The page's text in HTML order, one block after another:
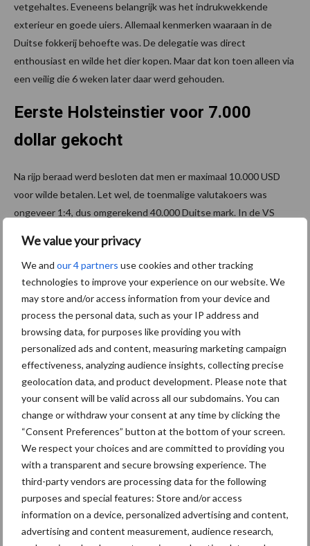
We value your privacy
We and our 4 partners use cookies and other tracking
technologies to improve your experience on our website. We
may store and/or access information from your device and
process the personal data, such as your IP address and
browsing data, for purposes like providing you with
personalized ads and content, measuring marketing campaign
effectiveness, analyzing audience insights, collecting precise
geolocation data, and product development. Please note that
your consent will be valid across all our subdomains. You can
change or withdraw your consent at any time by clicking the
“Consent Preferences” button at the bottom of your screen.
We respect your choices and are committed to providing you
with a transparent and secure browsing experience. The
third-party vendors are processing data for the following
purposes and special features: Store and/or access
information on a device, personalized advertising and content,
advertising and content measurement, audience research,
vetgehaltes. Eveneens belangrijk was het indrukwekkende
exterieur en goede uiers. Allemaal kenmerken waaraan in de
Duitse fokkerij behoefte was. De delegatie was direct
enthousiast en wilde het dier kopen. Maar dat kon toen alleen via
een veilig die 6 weken later daar werd gehouden.
Eerste Holsteinstier voor 7.000
dollar gekocht
Na rijp beraad werd besloten dat men er maximaal 10.000 USD
voor wilde betalen. Let wel, de toenmalige valutakoers was
ongeveer 1:4, dus omgerekend 40.000 Duitse mark. In de VS
Amerikaanse studievriend. Deze vriend volgde tegelijk met mij de
opleiding die ik in Wisconsin had gedaan. Uiteindelijk werd de
Holsteinstier duidelijk binnen de limiet gekocht voor 7.000 dollar”,
vertelt Wilke.
Benieuwd hoe de Holsteinstier uiteindelijk in Europa is
aangekomen? Maak gebruik van de actie onderaan deze pagina en
lees het gehele artikel!
Foto Holsteinstier Pabst Ideal